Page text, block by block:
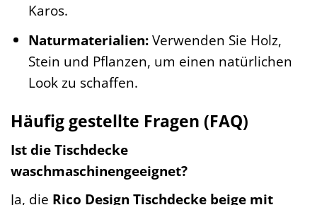
Karos.
Naturmaterialien:Verwenden Sie Holz,
Stein und Pflanzen, um einen natürlichen
Look zu schaffen.
Häufig gestellte Fragen (FAQ)
Ist die Tischdecke
waschmaschinengeeignet?
Ja, die Rico Design Tischdecke beige mit